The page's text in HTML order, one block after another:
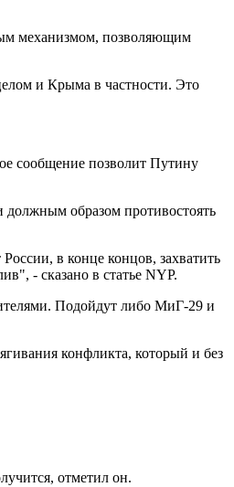
механизмом, позволяющим
и Крыма в частности. Это
сообщение позволит Путину
должным образом противостоять
в конце концов, захватить
- сказано в статье NYP.
Подойдут либо МиГ-29 и
конфликта, который и без
отметил он.